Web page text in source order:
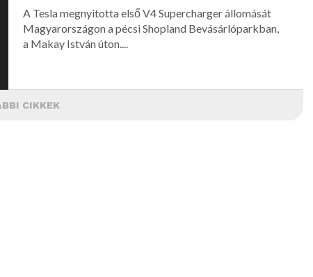
A Tesla megnyitotta első V4 Supercharger állomását
Magyarországon a pécsi Shopland Bevásárlóparkban,
a Makay István úton....
CIKKEK